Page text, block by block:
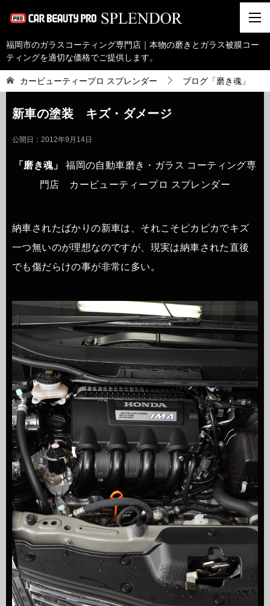
福岡市のガラスコーティング専門店｜本物の磨きとガラス被膜コー
ティングを適切な価格でご提供します。
カービューティープロ スプレンダー ブログ「磨き魂」
新車の塗装 キズ・ダメージ
公開日： 2012年9月14日
「磨き魂」福岡の自動車磨き・ガラス コーティング専
門店 カービューティープロ スプレンダー
納車されたばかりの新車は、それこそピカピカでキズ
一つ無いのが理想なのですが、現実は納車された直後
でも傷だらけの事が非常に多い。